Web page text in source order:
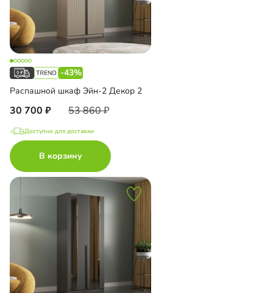
-43%
Распашной шкаф Эйн-2 Декор 2
30 700 53 860
Доступно для доставки
В корзину